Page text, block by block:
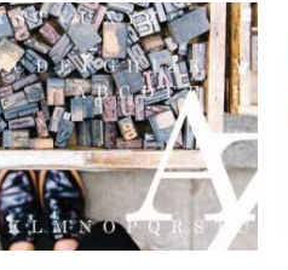
képzések 60
a MOKK-tól